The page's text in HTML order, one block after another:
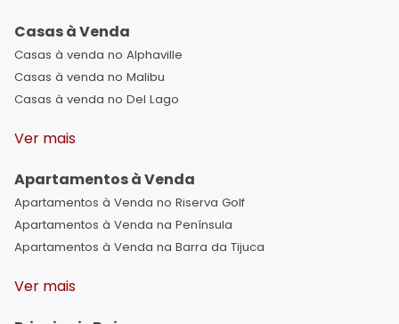
Casas à Venda
Casas à venda no Alphaville
Casas à venda no Malibu
Casas à venda no Del Lago
Ver mais
Apartamentos à Venda
Apartamentos à Venda no Riserva Golf
Apartamentos à Venda na Península
Apartamentos à Venda na Barra da Tijuca
Ver mais